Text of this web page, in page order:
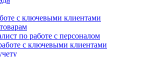
с ключевыми клиентами
по работе с персоналом
с ключевыми клиентами